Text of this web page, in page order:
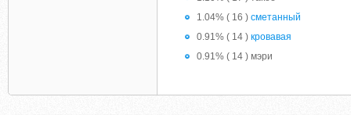
1.04% ( 16 ) сметанный
0.91% ( 14 ) кровавая
0.91% ( 14 ) мэри